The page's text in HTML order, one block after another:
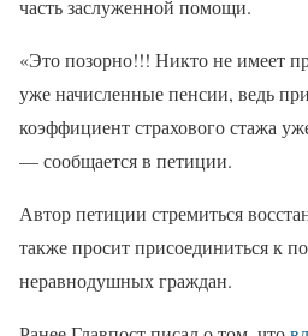
часть заслуженной помощи.
«Это позорно!!! Никто не имеет
уже начисленные пенсии, ведь
коэффициент страхового стажа
— сообщается в петиции.
Автор петиции стремиться
также просит присоединиться к
неравнодушных граждан.